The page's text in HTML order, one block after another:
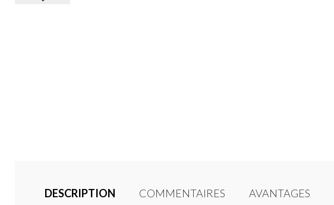
DESCRIPTION COMMENTAIRES AVANTAGES